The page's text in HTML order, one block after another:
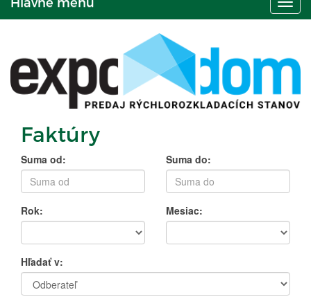
Faktúry
Suma od: Suma do:
Rok: Mesiac:
Hľadať v: